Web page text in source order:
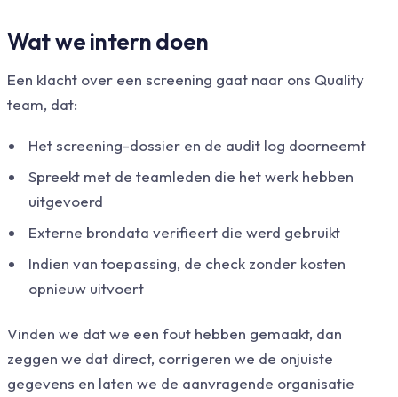
Wat we intern doen
Een klacht over een screening gaat naar ons Quality
team, dat:
Het screening-dossier en de audit log doorneemt
Spreekt met de teamleden die het werk hebben
uitgevoerd
Externe brondata verifieert die werd gebruikt
Indien van toepassing, de check zonder kosten
opnieuw uitvoert
Vinden we dat we een fout hebben gemaakt, dan
zeggen we dat direct, corrigeren we de onjuiste
gegevens en laten we de aanvragende organisatie